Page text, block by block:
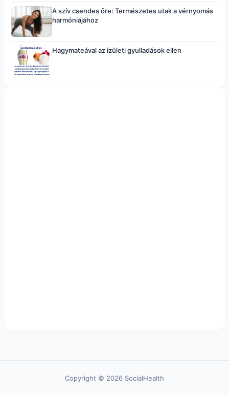
A szív csendes őre: Természetes utak a vérnyomás
harmóniájához
Hagymateával az ízületi gyulladások ellen
Copyright © 2026 SocialHealth